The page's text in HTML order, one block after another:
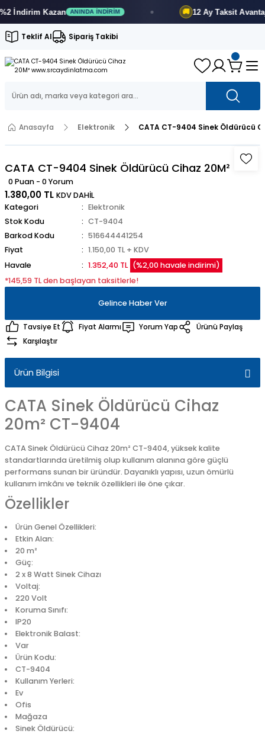
Kazan ANINDA İNDIRIM 12 Ay Taksit Avantajı
Teklif Al Sipariş Takibi
Anasayfa Elektronik CATA CT-9404 Sinek Öldürücü
CATA CT-9404 Sinek Öldürücü Cihaz 20M²
0 Puan - 0 Yorum
1.380,00 TL KDV DAHİL
Kategori
Elektronik
Stok Kodu
CT-9404
Barkod Kodu
516644441254
Fiyat
1.150,00 TL + KDV
Havale
1.352,40 TL (%2,00 havale indirimi)
*145,59 TL den başlayan taksitlerle!
Gelince Haber Ver
Tavsiye Et Fiyat Alarmı Yorum Yap
Ürünü Paylaş
Karşılaştır
Ürün Bilgisi
CATA Sinek Öldürücü Cihaz
20m² CT-9404
CATA Sinek Öldürücü Cihaz 20m² CT-9404, yüksek kalite
standartlarında üretilmiş olup kullanım alanına göre güçlü
performans sunan bir üründür. Dayanıklı yapısı, uzun ömürlü
kullanım imkânı ve teknik özellikleri ile öne çıkar.
Özellikler
Ürün Genel Özellikleri:
Etkin Alan:
20 m²
Güç:
2 x 8 Watt Sinek Cihazı
Voltaj:
220 Volt
Koruma Sınıfı:
IP20
Elektronik Balast:
Var
Ürün Kodu:
CT-9404
Kullanım Yerleri:
Ev
Ofis
Mağaza
Sinek Öldürücü: